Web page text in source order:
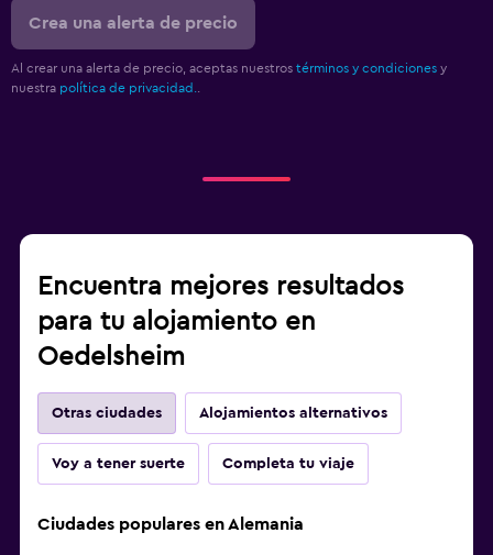
Crea una alerta de precio
Al crear una alerta de precio, aceptas nuestros términos y condiciones y
nuestra política de privacidad.
Encuentra mejores resultados
para tu alojamiento en
Oedelsheim
Otras ciudades Alojamientos alternativos
Voy a tener suerte Completa tu viaje
Ciudades populares en Alemania